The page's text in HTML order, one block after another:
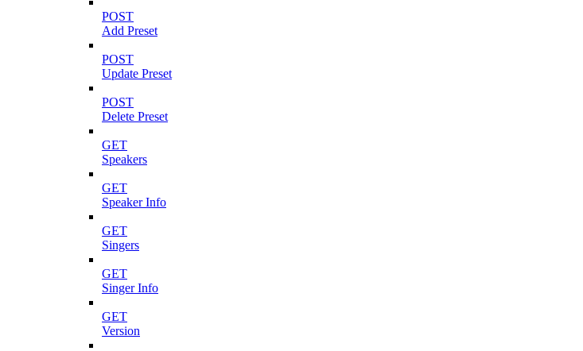
POST
Add Preset
POST
Update Preset
POST
Delete Preset
GET
Speakers
GET
Speaker Info
GET
Singers
GET
Singer Info
GET
Version